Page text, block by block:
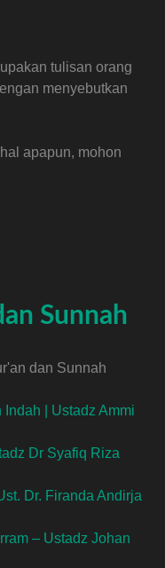
tulisan orang
menyebutkan
apapun, mohon
Sunnah
dan Sunnah
| Ustadz Ammi
Dr Syafiq Riza
Dr. Firanda Andirja
– Ustadz Johan